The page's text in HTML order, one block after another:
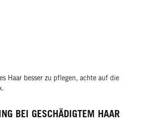
Haar besser zu pflegen, achte auf die
BEI GESCHÄDIGTEM HAAR